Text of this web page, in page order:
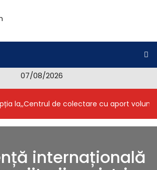
07/08/2026
la,,Centrul de colectare cu aport
internațională